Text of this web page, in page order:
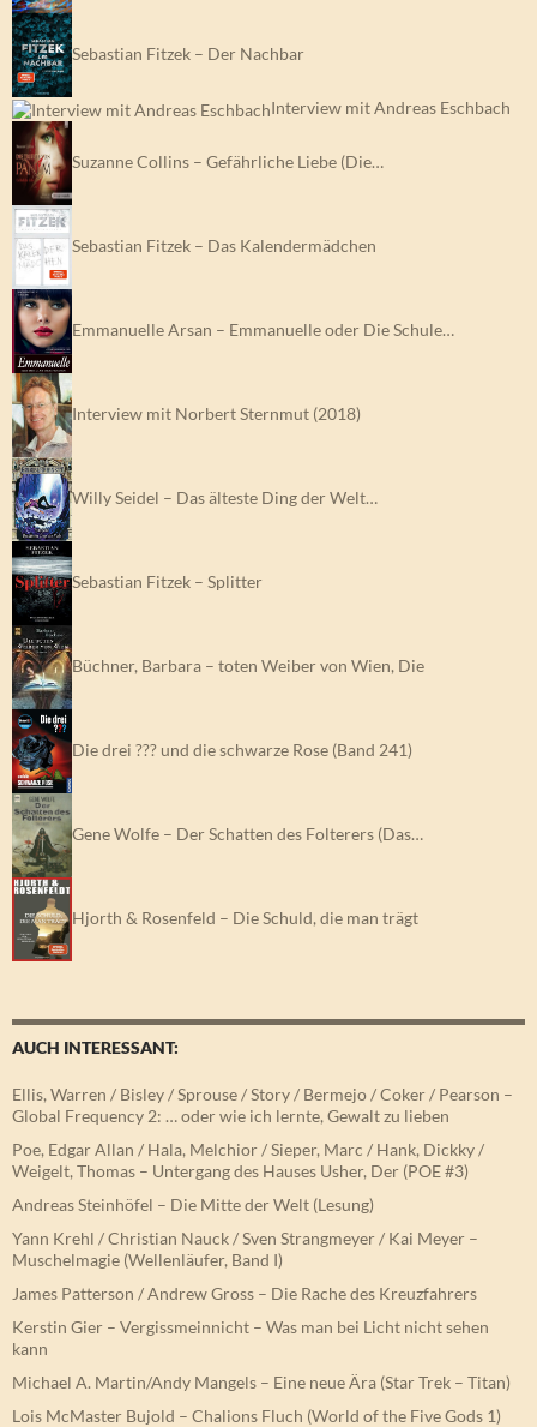
Sebastian Fitzek – Der Nachbar
Interview mit Andreas Eschbach
Suzanne Collins – Gefährliche Liebe (Die…
Sebastian Fitzek – Das Kalendermädchen
Emmanuelle Arsan – Emmanuelle oder Die Schule…
Interview mit Norbert Sternmut (2018)
Willy Seidel – Das älteste Ding der Welt…
Sebastian Fitzek – Splitter
Büchner, Barbara – toten Weiber von Wien, Die
Die drei ??? und die schwarze Rose (Band 241)
Gene Wolfe – Der Schatten des Folterers (Das…
Hjorth & Rosenfeld – Die Schuld, die man trägt
AUCH INTERESSANT:
Ellis, Warren / Bisley / Sprouse / Story / Bermejo / Coker / Pearson –
Global Frequency 2: … oder wie ich lernte, Gewalt zu lieben
Poe, Edgar Allan / Hala, Melchior / Sieper, Marc / Hank, Dickky /
Weigelt, Thomas – Untergang des Hauses Usher, Der (POE #3)
Andreas Steinhöfel – Die Mitte der Welt (Lesung)
Yann Krehl / Christian Nauck / Sven Strangmeyer / Kai Meyer –
Muschelmagie (Wellenläufer, Band I)
James Patterson / Andrew Gross – Die Rache des Kreuzfahrers
Kerstin Gier – Vergissmeinnicht – Was man bei Licht nicht sehen
kann
Michael A. Martin/Andy Mangels – Eine neue Ära (Star Trek – Titan)
Lois McMaster Bujold – Chalions Fluch (World of the Five Gods 1)